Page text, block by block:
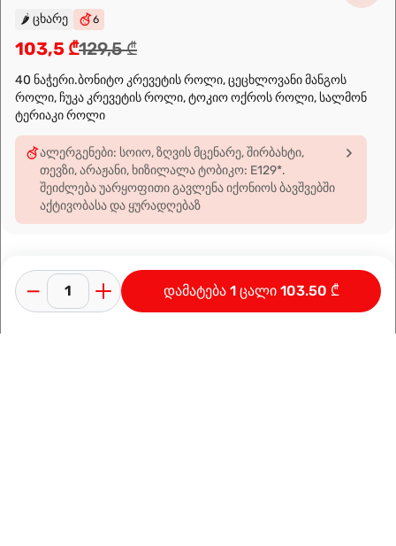
მარშრუტის დაგეგმვა
🌶️ ცხარე 6
103,5 ₾129,5 ₾
40 ნაჭერი.ბონიტო კრევეტის როლი, ცეცხლოვანი მანგოს
როლი, ჩუკა კრევეტის როლი, ტოკიო ოქროს როლი, სალმონ
ტერიაკი როლი
ალერგენები: სოიო, ზღვის მცენარე, შირბახტი,
თევზი, არაჟანი, ხიზილალა ტობიკო: E129*.
შეიძლება უარყოფითი გავლენა იქონიოს ბავშვებში
აქტივობასა და ყურადღებაზ
დამატება 1 ცალი 103.50 ₾